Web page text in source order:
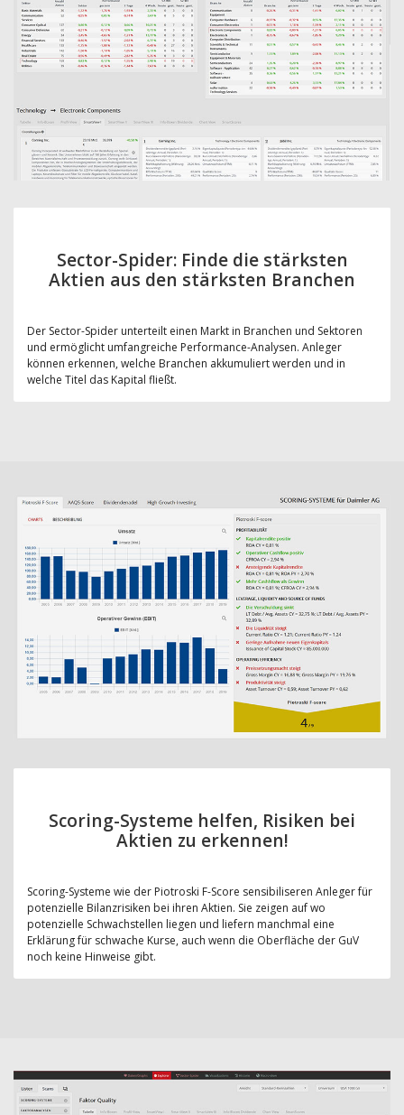
Sector-Spider: Finde die stärksten
Aktien aus den stärksten Branchen
Der Sector-Spider unterteilt einen Markt in Branchen und Sektoren
und ermöglicht umfangreiche Performance-Analysen. Anleger
können erkennen, welche Branchen akkumuliert werden und in
welche Titel das Kapital fließt.
Scoring-Systeme helfen, Risiken bei
Aktien zu erkennen!
Scoring-Systeme wie der Piotroski F-Score sensibiliseren Anleger für
potenzielle Bilanzrisiken bei ihren Aktien. Sie zeigen auf wo
potenzielle Schwachstellen liegen und liefern manchmal eine
Erklärung für schwache Kurse, auch wenn die Oberfläche der GuV
noch keine Hinweise gibt.